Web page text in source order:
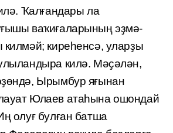
Ҡал­ғандары ла
ваҡиғаларының эҙмә-
килмәй; киреһенсә, уларҙы
килә. Мәҫәлән,
Ырымбур яғынан
Юлаев атаһына ошондай
олуғ булған батша